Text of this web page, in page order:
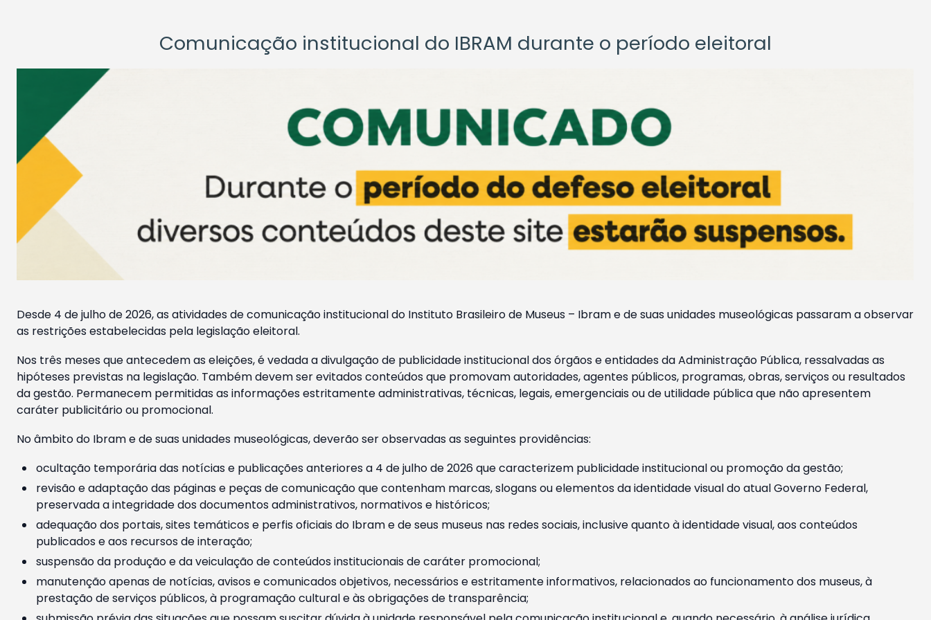
Comunicação institucional do IBRAM durante o período eleitoral
Desde 4 de julho de 2026, as atividades de comunicação institucional do Instituto Brasileiro de Museus – Ibram e de suas unidades museológicas passaram a observar
as restrições estabelecidas pela legislação eleitoral.
Nos três meses que antecedem as eleições, é vedada a divulgação de publicidade institucional dos órgãos e entidades da Administração Pública, ressalvadas as
hipóteses previstas na legislação. Também devem ser evitados conteúdos que promovam autoridades, agentes públicos, programas, obras, serviços ou resultados
da gestão. Permanecem permitidas as informações estritamente administrativas, técnicas, legais, emergenciais ou de utilidade pública que não apresentem
caráter publicitário ou promocional.
No âmbito do Ibram e de suas unidades museológicas, deverão ser observadas as seguintes providências:
ocultação temporária das notícias e publicações anteriores a 4 de julho de 2026 que caracterizem publicidade institucional ou promoção da gestão;
revisão e adaptação das páginas e peças de comunicação que contenham marcas, slogans ou elementos da identidade visual do atual Governo Federal,
preservada a integridade dos documentos administrativos, normativos e históricos;
adequação dos portais, sites temáticos e perfis oficiais do Ibram e de seus museus nas redes sociais, inclusive quanto à identidade visual, aos conteúdos
publicados e aos recursos de interação;
suspensão da produção e da veiculação de conteúdos institucionais de caráter promocional;
manutenção apenas de notícias, avisos e comunicados objetivos, necessários e estritamente informativos, relacionados ao funcionamento dos museus, à
prestação de serviços públicos, à programação cultural e às obrigações de transparência;